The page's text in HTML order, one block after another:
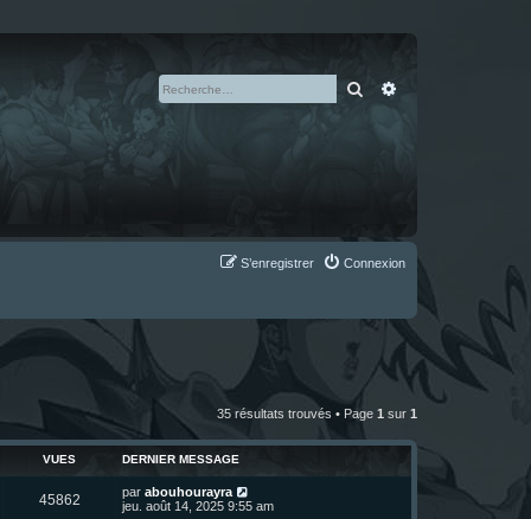
Rechercher
Connexion
S’enregistrer
35 résultats trouvés • Page 1 sur 1
VUES DERNIER MESSAGE
45862V
D
e
par abouhourayra
jeu. août 14, 2025 9:55 am